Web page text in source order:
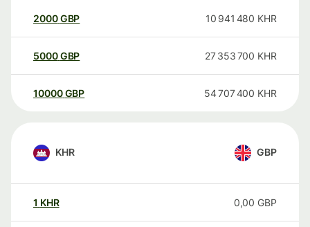
2000GBP 10 941 480 KHR
5000GBP 27 353 700 KHR
10000 GBP 54 707 400 KHR
KHR GBP
1 KHR 0,00 GBP